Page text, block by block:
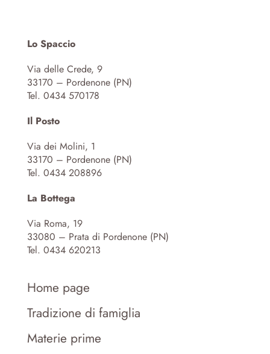
Lo Spaccio
Via delle Crede, 9
33170 – Pordenone (PN)
Tel. 0434 570178
Il Posto
Via dei Molini, 1
33170 – Pordenone (PN)
Tel. 0434 208896
La Bottega
Via Roma, 19
33080 – Prata di Pordenone (PN)
Tel. 0434 620213
Home page
Tradizione di famiglia
Materie prime